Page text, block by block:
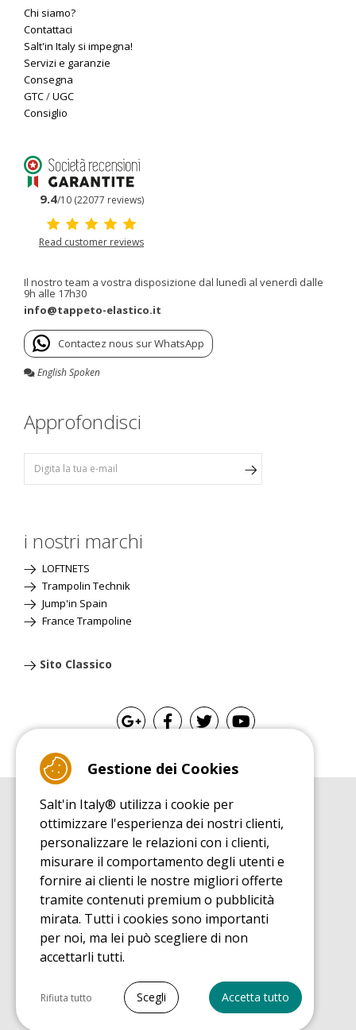
Chi siamo?
Contattaci
Salt'in Italy si impegna!
Servizi e garanzie
Consegna
GTC/UGC
Consiglio
9.4/10 (22077 reviews)
Read customer reviews
Il nostro team a vostra disposizione dal lunedì al venerdì dalle
9h alle 17h30
info@tappeto-elastico.it
Contactez nous sur WhatsApp
English Spoken
Approfondisci
i nostri marchi
LOFTNETS
Trampolin Technik
Jump'in Spain
France Trampoline
Sito Classico
GUIDA ALL'ACQUISTO
Guida all'acquisito tappeti elastici
GUIDA ALL'INSTALLAZIONE
Guida al montaggio tappeto elastico da giardino
GUIDA DI MANUTENZIONE
Guida alla manutenzione del vostro tappeto elastico
SCOPRI
Guida all'utilizzo tappeto elastico da giardino
GUIDA ALL'ACQUISTO
Gestione dei Cookies
Salt'in Italy® utilizza i cookie per
ottimizzare l'esperienza dei nostri clienti,
personalizzare le relazioni con i clienti,
misurare il comportamento degli utenti e
fornire ai clienti le nostre migliori offerte
tramite contenuti premium o pubblicità
mirata. Tutti i cookies sono importanti
per noi, ma lei può scegliere di non
accettarli tutti.
Seleziona tutto
Cookie necessari
Rifiuta tutto Scegli Accetta tutto